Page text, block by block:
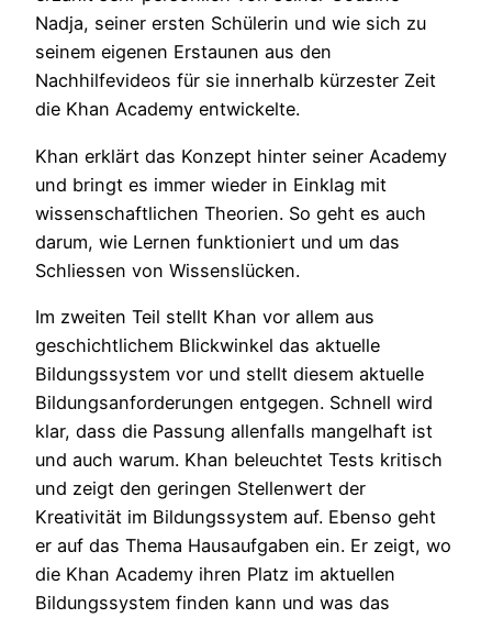
Nadja, seiner ersten Schülerin und wie sich zu
seinem eigenen Erstaunen aus den
Nachhilfevideos für sie innerhalb kürzester Zeit
die Khan Academy entwickelte.
Khan erklärt das Konzept hinter seiner Academy
und bringt es immer wieder in Einklag mit
wissenschaftlichen Theorien. So geht es auch
darum, wie Lernen funktioniert und um das
Schliessen von Wissenslücken.
Im zweiten Teil stellt Khan vor allem aus
geschichtlichem Blickwinkel das aktuelle
Bildungssystem vor und stellt diesem aktuelle
Bildungsanforderungen entgegen. Schnell wird
klar, dass die Passung allenfalls mangelhaft ist
und auch warum. Khan beleuchtet Tests kritisch
und zeigt den geringen Stellenwert der
Kreativität im Bildungssystem auf. Ebenso geht
er auf das Thema Hausaufgaben ein. Er zeigt, wo
die Khan Academy ihren Platz im aktuellen
Bildungssystem finden kann und was das